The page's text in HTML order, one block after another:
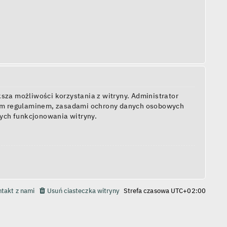
możliwości korzystania z witryny. Administrator
zasadami ochrony danych osobowych
funkcjonowania witryny.
Strefa czasowa UTC+02:00
Usuń ciasteczka witryny
z nami